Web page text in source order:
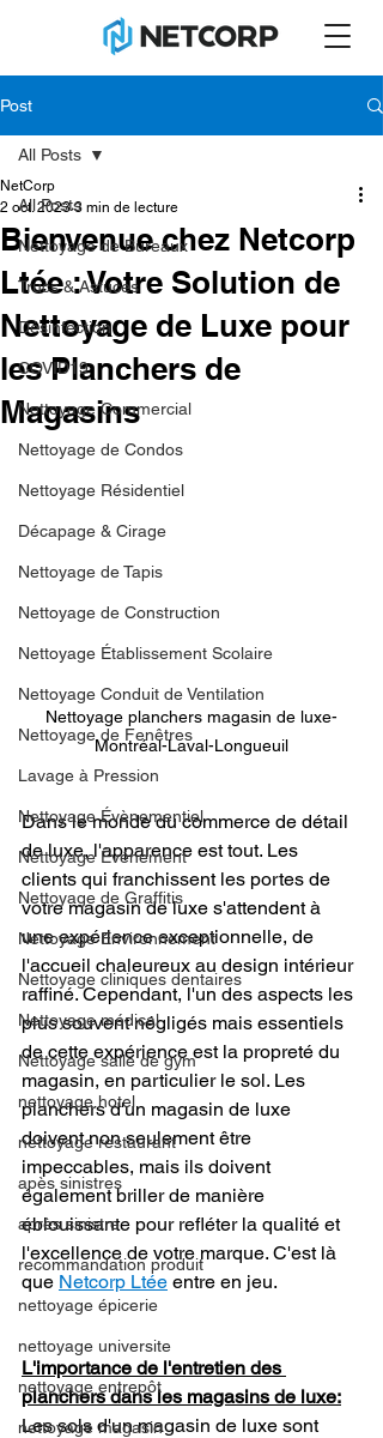
Post
All Posts
Nettoyage de Bureaux
Trucs & Astuces
Désinfection
COVID19
Nettoyage Commercial
Nettoyage de Condos
Nettoyage Résidentiel
Décapage & Cirage
Nettoyage de Tapis
Nettoyage de Construction
Nettoyage Établissement Scolaire
Nettoyage Conduit de Ventilation
Nettoyage de Fenêtres
Lavage à Pression
Nettoyage Évènementiel
Nettoyage Événement
Nettoyage de Graffitis
Nettoyage Environnement
Nettoyage cliniques dentaires
Nettoyage médical
Nettoyage salle de gym
nettoyage hotel
nettoyage restaurant
apès sinistres
après sinistre
recommandation produit
nettoyage épicerie
nettoyage universite
nettoyage entrepôt
nettoyage magasin
All Posts
Bienvenue chez Netcorp
Ltée : Votre Solution de
Nettoyage de Luxe pour
les Planchers de
Magasins
NetCorp
2 oct. 2023 3 min de lecture
Nettoyage planchers magasin de luxe-
Montréal-Laval-Longueuil
Dans le monde du commerce de détail
de luxe, l'apparence est tout. Les
clients qui franchissent les portes de
votre magasin de luxe s'attendent à
une expérience exceptionnelle, de
l'accueil chaleureux au design intérieur
raffiné. Cependant, l'un des aspects les
plus souvent négligés mais essentiels
de cette expérience est la propreté du
magasin, en particulier le sol. Les
planchers d'un magasin de luxe
doivent non seulement être
impeccables, mais ils doivent
également briller de manière
éblouissante pour refléter la qualité et
l'excellence de votre marque. C'est là
que Netcorp Ltée entre en jeu.
L'importance de l'entretien des
planchers dans les magasins de luxe:
Les sols d'un magasin de luxe sont